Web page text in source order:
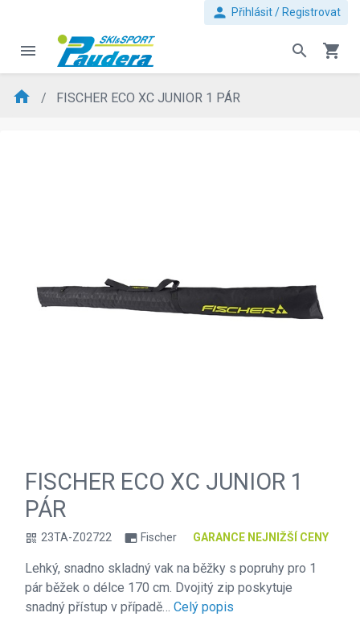
person Přihlásit / Registrovat
menu search shopping_cart
home FISCHER ECO XC JUNIOR 1 PÁR
FISCHER ECO XC JUNIOR 1
PÁR
qr_code 23TA-Z02722 branding_watermark Fischer GARANCE NEJNIŽŠÍ CENY
Lehký, snadno skladný vak na běžky s popruhy pro 1
pár běžek o délce 170 cm. Dvojitý zip poskytuje
snadný přístup v případě… Celý popis